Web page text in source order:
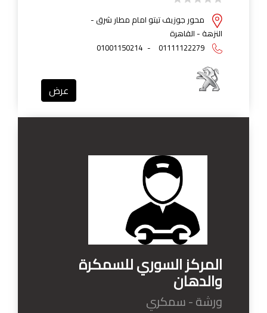
محور جوزيف تيتو امام مطار شرق -
النزهة - القاهرة
01111122279
-
01001150214
عرض
المركز السوري للسمكرة
والدهان
ورشة - سمكري